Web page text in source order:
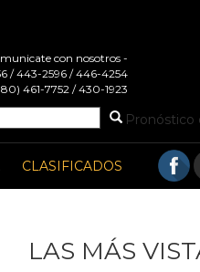
con nosotros -
/ 443-2596 / 446-4254
461-7752 / 430-1923
Pronóstico
CLASIFICADOS
LAS MÁS